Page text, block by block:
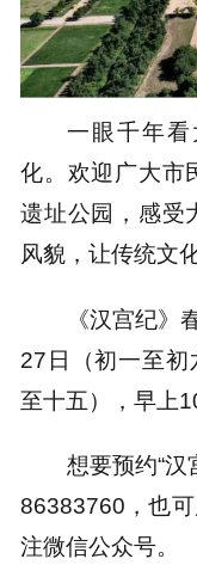
一眼千年
化。欢迎广大市
遗址公园，感受
风貌，让传统文
《汉宫纪》
27日（初一至
至十五），早上
想要预约“
86383760，也
注微信公众号。